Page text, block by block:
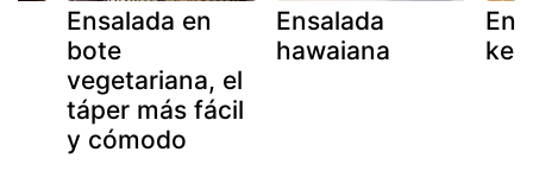
Ensalada en
bote
vegetariana, el
táper más fácil
y cómodo
Ensalada
hawaiana